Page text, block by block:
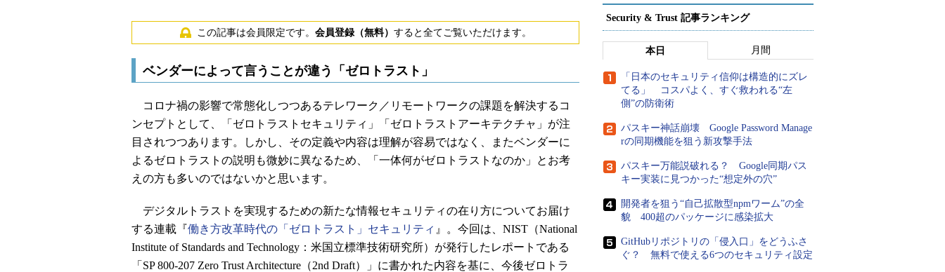
この記事は会員限定です。 会員登録（無料） すると全てご覧いただけます。
ベンダーによって言うことが違う「ゼロトラスト」
コロナ禍の影響で常態化しつつあるテレワーク／リモートワークの課題を解決するコ
ンセプトとして、「ゼロトラストセキュリティ」「ゼロトラストアーキテクチャ」が注
目されつつあります。しかし、その定義や内容は理解が容易ではなく、またベンダーに
よるゼロトラストの説明も微妙に異なるため、「一体何がゼロトラストなのか」とお考
えの方も多いのではないかと思います。
デジタルトラストを実現するための新たな情報セキュリティの在り方についてお届け
する連載『働き方改革時代の「ゼロトラスト」セキュリティ 』。今回は、NIST（National
Institute of Standards and Technology：米国立標準技術研究所）が発行したレポートである
「SP 800-207 Zero Trust Architecture（2nd Draft）」に書かれた内容を基に、今後ゼロトラ
Security & Trust 記事ランキング
本日 月間
「日本のセキュリティ信仰は構造的にズレ
てる」 コスパよく、すぐ救われる“左
側”の防衛術
パスキー神話崩壊 Google Password Manage
rの同期機能を狙う新攻撃手法
パスキー万能説破れる？ Google同期パス
キー実装に見つかった“想定外の穴”
開発者を狙う“自己拡散型npmワーム”の全
貌 400超のパッケージに感染拡大
GitHubリポジトリの「侵入口」をどうふさ
ぐ？ 無料で使える6つのセキュリティ設定